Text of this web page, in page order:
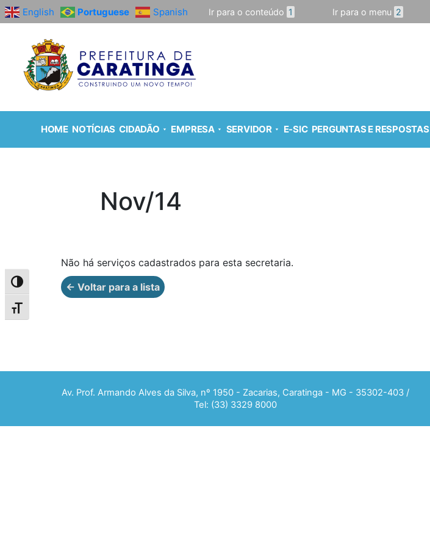
Alternar alto contraste
Alternar tamanho da fonte
English Portuguese Spanish Ir para o conteúdo 1 Ir para o menu 2
HOME NOTÍCIAS CIDADÃO EMPRESA SERVIDOR E-SIC PERGUNTAS E RESPOSTAS
Nov/14
Não há serviços cadastrados para esta secretaria.
← Voltar para a lista
Av. Prof. Armando Alves da Silva, nº 1950 - Zacarias, Caratinga - MG - 35302-403 /
Tel: (33) 3329 8000